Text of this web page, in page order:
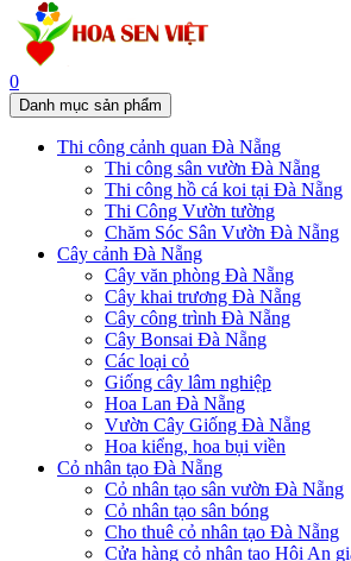
0
Danh mục sản phẩm
Thi công cảnh quan Đà Nẵng
Thi công sân vườn Đà Nẵng
Thi công hồ cá koi tại Đà Nẵng
Thi Công Vườn tường
Chăm Sóc Sân Vườn Đà Nẵng
Cây cảnh Đà Nẵng
Cây văn phòng Đà Nẵng
Cây khai trương Đà Nẵng
Cây công trình Đà Nẵng
Cây Bonsai Đà Nẵng
Các loại cỏ
Giống cây lâm nghiệp
Hoa Lan Đà Nẵng
Vườn Cây Giống Đà Nẵng
Hoa kiểng, hoa bụi viền
Cỏ nhân tạo Đà Nẵng
Cỏ nhân tạo sân vườn Đà Nẵng
Cỏ nhân tạo sân bóng
Cho thuê cỏ nhân tạo Đà Nẵng
Cửa hàng cỏ nhân tạo Hội An